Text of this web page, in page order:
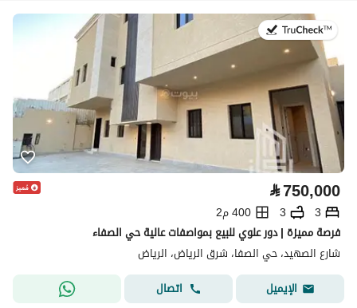
في:2 أغسطس 2026
⃁750,000
3
3
400 م2
فرصة مميزة | دور علوي للبيع بمواصفات عالية حي الصفاء
شارع الصهيد، حي الصفا، شرق الرياض، الرياض
الإيميل
اتصال